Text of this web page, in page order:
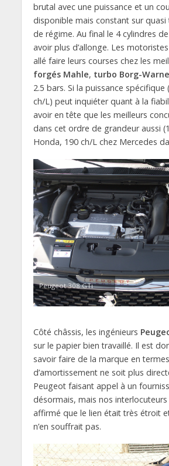
brutal avec une puissance et un
disponible mais constant sur
de régime. Au final le 4 cylindres
avoir plus d’allonge. Les
allé faire leurs courses chez les
forgés Mahle, turbo Borg-
2.5 bars. Si la puissance spécifique
ch/L) peut inquiéter quant à la
avoir en tête que les meilleurs
dans cet ordre de grandeur aussi
Honda, 190 ch/L chez Mercedes
Peugeot 308 GTi
Côté châssis, les ingénieurs
sur le papier bien travaillé. Il est
savoir faire de la marque en termes
d’amortissement ne soit plus
Peugeot faisant appel à un
désormais, mais nos
affirmé que le lien était très étroit
n’en souffrait pas.